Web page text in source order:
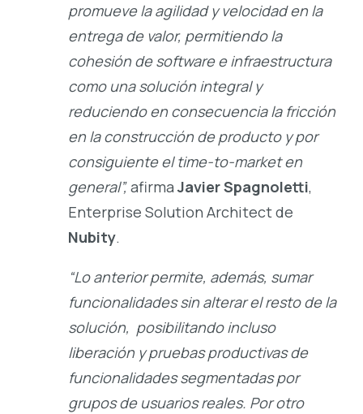
promueve la agilidad y velocidad en la
entrega de valor, permitiendo la
cohesión de software e infraestructura
como una solución integral y
reduciendo en consecuencia la fricción
en la construcción de producto y por
consiguiente el time-to-market en
general”,afirmaJavier Spagnoletti,
Enterprise Solution Architect de
Nubity.
“Lo anterior permite, además, sumar
funcionalidades sin alterar el resto de la
solución, posibilitando incluso
liberación y pruebas productivas de
funcionalidades segmentadas por
grupos de usuarios reales. Por otro